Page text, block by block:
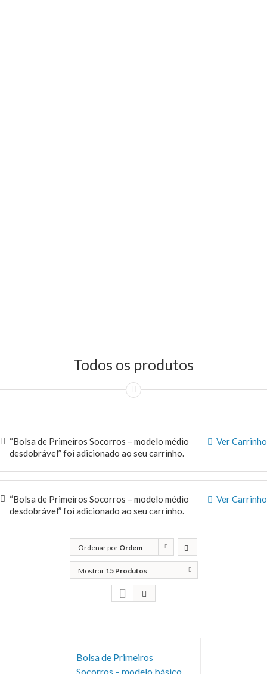
Todos os produtos
Ver Carrinho
“Bolsa de Primeiros Socorros – modelo médio
desdobrável” foi adicionado ao seu carrinho.
Ver Carrinho
“Bolsa de Primeiros Socorros – modelo médio
desdobrável” foi adicionado ao seu carrinho.
Ordenar por Ordem
predefinida
Mostrar 15 Produtos
Bolsa de Primeiros
Socorros – modelo básico